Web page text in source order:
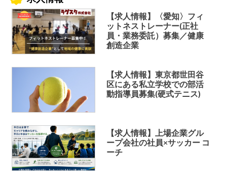
【求人情報】〈愛知〉フィ
ットネストレーナー(正社
員・業務委託）募集／健康
創造企業
【求人情報】東京都世田谷
区にある私立学校での部活
動指導員募集(硬式テニス)
【求人情報】上場企業グル
ープ会社の社員×サッカー コ
ーチ